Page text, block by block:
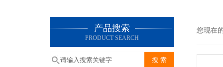
产品搜索
PRODUCT SEARCH
您现在